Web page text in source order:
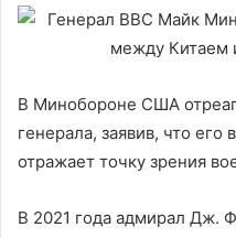
В Минобороне США
генерала, заявив, что его
отражает точку зрения
В 2021 года адмирал Дж.